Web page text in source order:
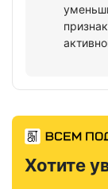
Хотите